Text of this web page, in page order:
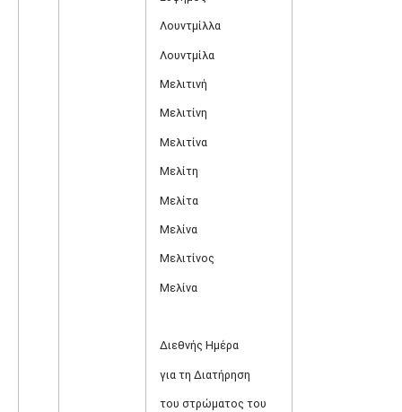
Λουντμίλλα
Λουντμίλα
Μελιτινή
Μελιτίνη
Μελιτίνα
Μελίτη
Μελίτα
Μελίνα
Μελιτίνος
Μελίνα
Διεθνής Ημέρα
για τη Διατήρηση
του στρώματος του